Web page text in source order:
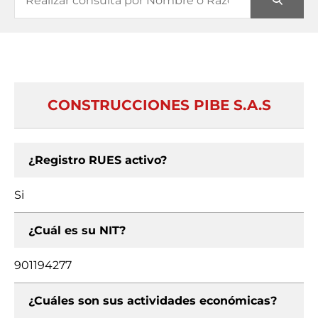
CONSTRUCCIONES PIBE S.A.S
¿Registro RUES activo?
Si
¿Cuál es su NIT?
901194277
¿Cuáles son sus actividades económicas?